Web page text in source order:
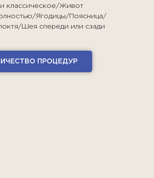
классическое/Живот
Ягодицы/Поясница/
Шея спереди или сзади
ПРОЦЕДУР